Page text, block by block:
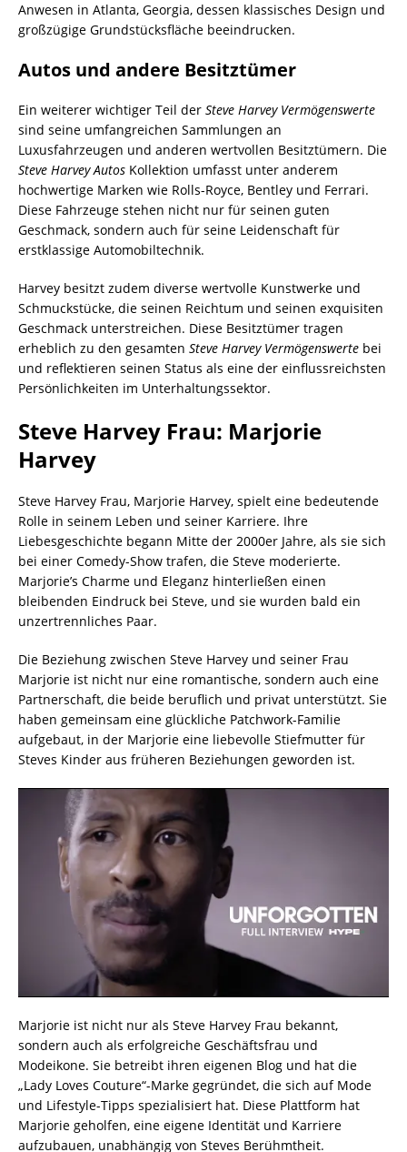
Anwesen in Atlanta, Georgia, dessen klassisches Design und
großzügige Grundstücksfläche beeindrucken.
Autos und andere Besitztümer
Ein weiterer wichtiger Teil der Steve Harvey Vermögenswerte
sind seine umfangreichen Sammlungen an
Luxusfahrzeugen und anderen wertvollen Besitztümern. Die
Steve Harvey Autos Kollektion umfasst unter anderem
hochwertige Marken wie Rolls-Royce, Bentley und Ferrari.
Diese Fahrzeuge stehen nicht nur für seinen guten
Geschmack, sondern auch für seine Leidenschaft für
erstklassige Automobiltechnik.
Harvey besitzt zudem diverse wertvolle Kunstwerke und
Schmuckstücke, die seinen Reichtum und seinen exquisiten
Geschmack unterstreichen. Diese Besitztümer tragen
erheblich zu den gesamten Steve Harvey Vermögenswerte bei
und reflektieren seinen Status als eine der einflussreichsten
Persönlichkeiten im Unterhaltungssektor.
Steve Harvey Frau: Marjorie
Harvey
Steve Harvey Frau, Marjorie Harvey, spielt eine bedeutende
Rolle in seinem Leben und seiner Karriere. Ihre
Liebesgeschichte begann Mitte der 2000er Jahre, als sie sich
bei einer Comedy-Show trafen, die Steve moderierte.
Marjorie’s Charme und Eleganz hinterließen einen
bleibenden Eindruck bei Steve, und sie wurden bald ein
unzertrennliches Paar.
Die Beziehung zwischen Steve Harvey und seiner Frau
Marjorie ist nicht nur eine romantische, sondern auch eine
Partnerschaft, die beide beruflich und privat unterstützt. Sie
haben gemeinsam eine glückliche Patchwork-Familie
aufgebaut, in der Marjorie eine liebevolle Stiefmutter für
Steves Kinder aus früheren Beziehungen geworden ist.
Marjorie ist nicht nur als Steve Harvey Frau bekannt,
sondern auch als erfolgreiche Geschäftsfrau und
Modeikone. Sie betreibt ihren eigenen Blog und hat die
„Lady Loves Couture“-Marke gegründet, die sich auf Mode
und Lifestyle-Tipps spezialisiert hat. Diese Plattform hat
Marjorie geholfen, eine eigene Identität und Karriere
aufzubauen, unabhängig von Steves Berühmtheit.